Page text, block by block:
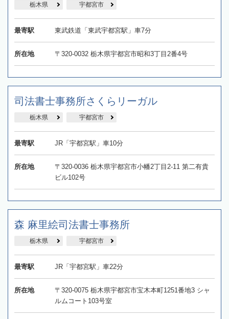
栃木県 宇都宮市
最寄駅 東武鉄道「東武宇都宮駅」車7分
所在地 〒320-0032 栃木県宇都宮市昭和3丁目2番4号
司法書士事務所さくらリーガル
栃木県 宇都宮市
最寄駅 JR「宇都宮駅」車10分
所在地
〒320-0036 栃木県宇都宮市小幡2丁目2-11 第二有貴
ビル102号
森 麻里絵司法書士事務所
栃木県 宇都宮市
最寄駅 JR「宇都宮駅」車22分
所在地
〒320-0075 栃木県宇都宮市宝木本町1251番地3 シャ
ルムコート103号室